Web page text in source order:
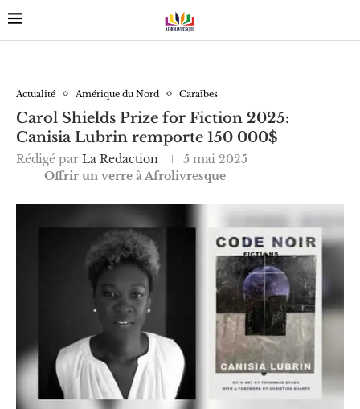
Actualité Amérique du Nord Caraïbes
Carol Shields Prize for Fiction 2025:
Canisia Lubrin remporte 150 000$
Rédigé par La Redaction
5 mai 2025
Offrir un verre à Afrolivresque